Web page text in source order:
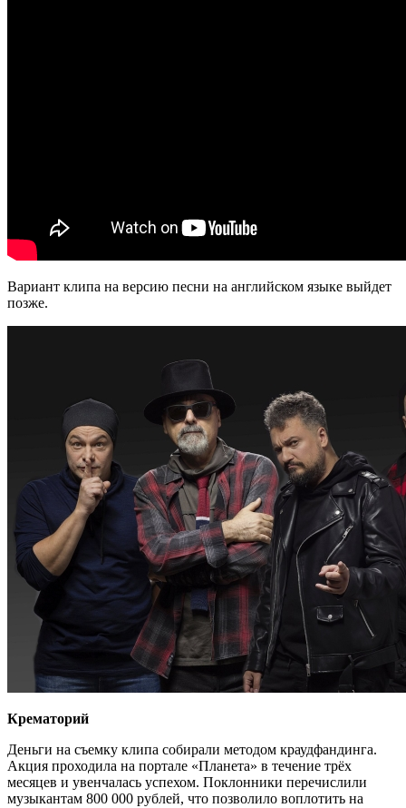
Вариант клипа на версию песни на английском языке выйдет
позже.
Крематорий
Деньги на съемку клипа собирали методом краудфандинга.
Акция проходила на портале «Планета» в течение трёх
месяцев и увенчалась успехом. Поклонники перечислили
музыкантам 800 000 рублей, что позволило воплотить на